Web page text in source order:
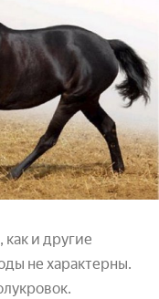
и другие
не характерны.